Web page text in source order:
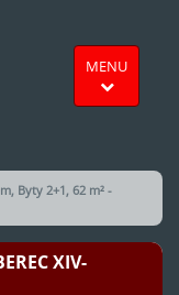
MENU
Byty 2+1, 62 m² -
XIV-